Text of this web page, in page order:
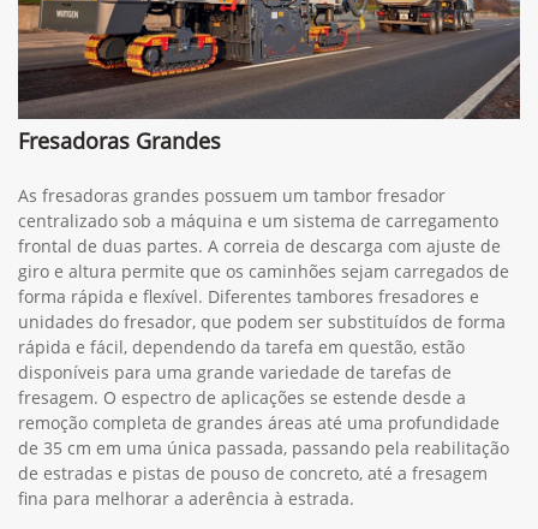
Fresadoras Grandes
As fresadoras grandes possuem um tambor fresador
centralizado sob a máquina e um sistema de carregamento
frontal de duas partes. A correia de descarga com ajuste de
giro e altura permite que os caminhões sejam carregados de
forma rápida e flexível. Diferentes tambores fresadores e
unidades do fresador, que podem ser substituídos de forma
rápida e fácil, dependendo da tarefa em questão, estão
disponíveis para uma grande variedade de tarefas de
fresagem. O espectro de aplicações se estende desde a
remoção completa de grandes áreas até uma profundidade
de 35 cm em uma única passada, passando pela reabilitação
de estradas e pistas de pouso de concreto, até a fresagem
fina para melhorar a aderência à estrada.